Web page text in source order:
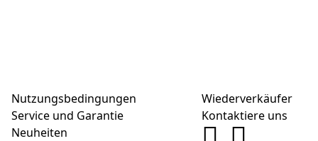
Nutzungsbedingungen
Service und Garantie
Neuheiten
Wiederverkäufer
Kontaktiere uns